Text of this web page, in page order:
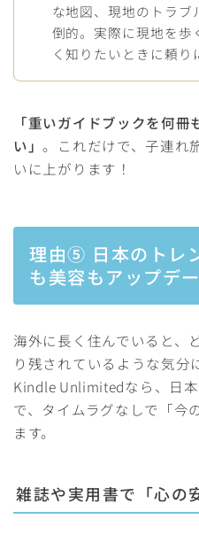
な地図、現地のトラブ
倒的。実際に現地を歩
く知りたいときに頼り
「重いガイドブックを何
い」。これだけで、子連れ
いに上がります！
理由⑤ 日本のトレ
も美容もアップデー
海外に長く住んでいると、
り残されているような気分
Kindle Unlimitedなら、日
で、タイムラグなしで「今
ます。
雑誌や実用書で「心の